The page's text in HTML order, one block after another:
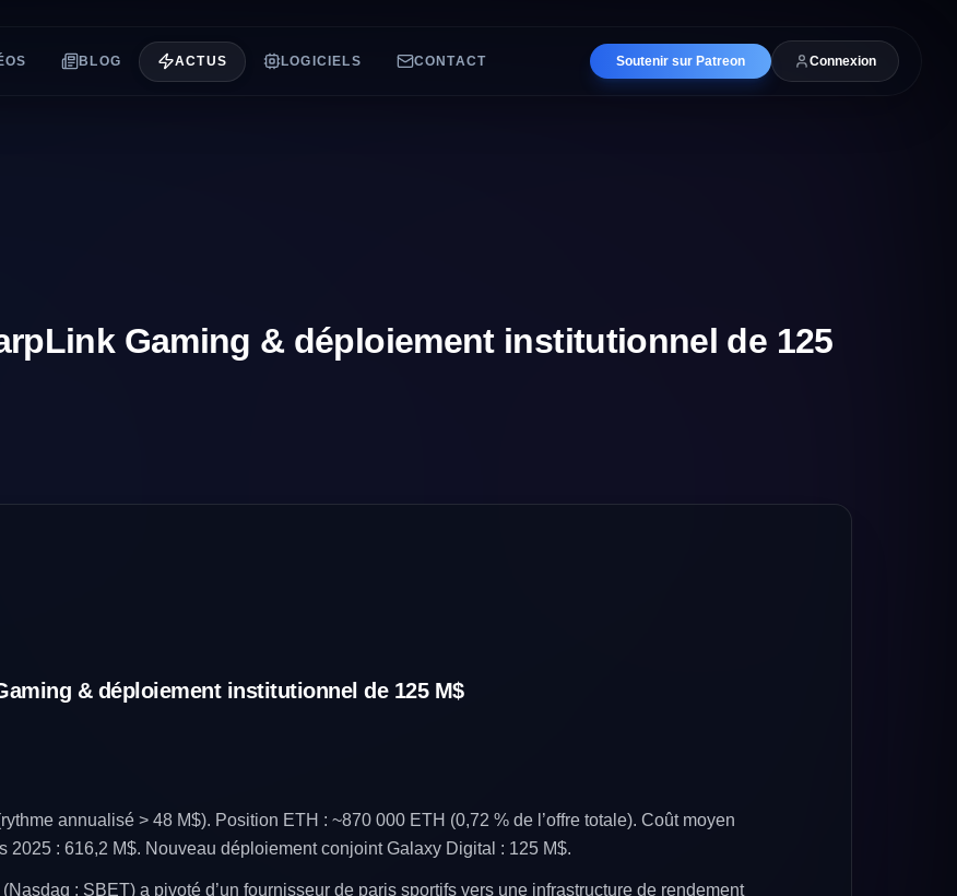
BLOG ACTUS LOGICIELS CONTACT Soutenir sur Patreon Connexion
Gaming & déploiement institutionnel de 125
& déploiement institutionnel de 125 M$
annualisé > 48 M$). Position ETH : ~870 000 ETH (0,72 % de l’offre totale). Coût moyen
2025 : 616,2 M$. Nouveau déploiement conjoint Galaxy Digital : 125 M$.
: SBET) a pivoté d’un fournisseur de paris sportifs vers une infrastructure de rendement